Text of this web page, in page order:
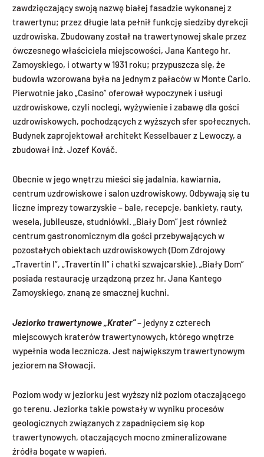
zawdzięczający swoją nazwę białej fasadzie wykonanej z
trawertynu; przez długie lata pełnił funkcję siedziby dyrekcji
uzdrowiska. Zbudowany został na trawertynowej skale przez
ówczesnego właściciela miejscowości, Jana Kantego hr.
Zamoyskiego, i otwarty w 1931 roku; przypuszcza się, że
budowla wzorowana była na jednym z pałaców w Monte Carlo.
Pierwotnie jako „Casino” oferował wypoczynek i usługi
uzdrowiskowe, czyli noclegi, wyżywienie i zabawę dla gości
uzdrowiskowych, pochodzących z wyższych sfer społecznych.
Budynek zaprojektował architekt Kesselbauer z Lewoczy, a
zbudował inż. Jozef Kováč.
Obecnie w jego wnętrzu mieści się jadalnia, kawiarnia,
centrum uzdrowiskowe i salon uzdrowiskowy. Odbywają się tu
liczne imprezy towarzyskie – bale, recepcje, bankiety, rauty,
wesela, jubileusze, studniówki. „Biały Dom” jest również
centrum gastronomicznym dla gości przebywających w
pozostałych obiektach uzdrowiskowych (Dom Zdrojowy
„Travertín I”, „Travertín II” i chatki szwajcarskie). „Biały Dom”
posiada restaurację urządzoną przez hr. Jana Kantego
Zamoyskiego, znaną ze smacznej kuchni.
Jeziorko trawertynowe „Krater”– jedyny z czterech
miejscowych kraterów trawertynowych, którego wnętrze
wypełnia woda lecznicza. Jest największym trawertynowym
jeziorem na Słowacji.
Poziom wody w jeziorku jest wyższy niż poziom otaczającego
go terenu. Jeziorka takie powstały w wyniku procesów
geologicznych związanych z zapadnięciem się kop
trawertynowych, otaczających mocno zmineralizowane
źródła bogate w wapień.